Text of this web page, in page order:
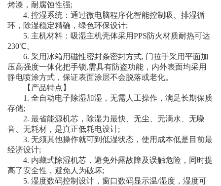
烤漆，耐腐蚀性强;
4. 控湿系统：通过微电脑程序化智能控制吸、排湿循
环，除湿稳定精确，绿色环保设计;
5. 主机材料：吸湿主机壳体采用PPS防火材质耐热可达
230℃。
6. 采用冰箱用磁性密封条密封方式, 门拉手采用平面加
压高强度一体化把手锁,需具有防盗功能，内外表面均采用
静电喷涂方式，保证表面涂层不会脱落或老化。
【产品特点】
1. 全自动电子除湿加湿，无需人工操作，满足长期保质
存储;
2. 最省能源机芯，除湿力最快、无尘、无滴水、无噪
音、无耗材，是真正低耗电设计;
3. 无须其他操作就可到低湿状态，使用成本低是目前最
经济设计;
4. 内藏式除湿机芯，避免外露故障及误触危险，同时提
高了安全性，避免人为破坏;
5. 湿度数码控制设计，窗口数码显示温/湿度，湿度可